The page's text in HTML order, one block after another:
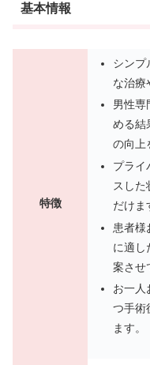
基本情報
特徴
シンプ
な治療
男性専
める結
の向上
プライ
スした
だけま
患者様
に適し
案させ
お一人
つ手術
ます。